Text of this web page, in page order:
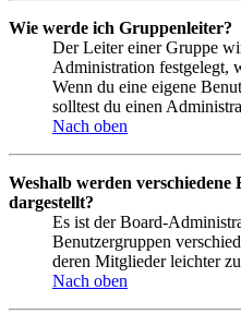
Wie werde ich Gruppenleiter?
Der Leiter einer Gruppe
Administration festgelegt,
Wenn du eine eigene
solltest du einen
Nach oben
Weshalb werden
dargestellt?
Es ist der Board-
Benutzergruppen
deren Mitglieder leichter
Nach oben